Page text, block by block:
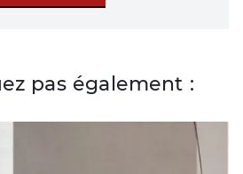
pas également :